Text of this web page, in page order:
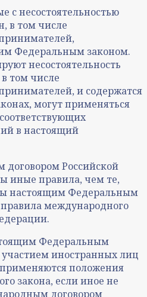
с несостоятельностью
в том числе
Федеральным законом.
несостоятельность
том числе
и содержатся
могут применяться
в настоящий
Российской
иные правила, чем те,
настоящим Федеральным
международного
Федеральным
иностранных лиц
положения
закона, если иное не
договором